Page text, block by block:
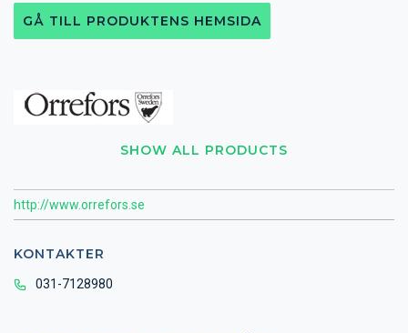
SHOW ALL PRODUCTS
http://www.orrefors.se
KONTAKTER
031-7128980
GÅ TILL PRODUKTENS HEMSIDA